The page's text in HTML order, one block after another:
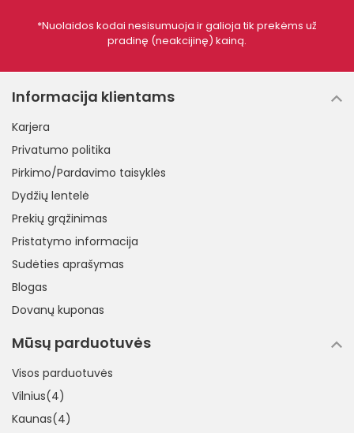
*Nuolaidos kodai nesisumuoja ir galioja tik prekėms už
pradinę (neakcijinę) kainą.
Informacija klientams
Karjera
Privatumo politika
Pirkimo/Pardavimo taisyklės
Dydžių lentelė
Prekių grąžinimas
Pristatymo informacija
Sudėties aprašymas
Blogas
Dovanų kuponas
Mūsų parduotuvės
Visos parduotuvės
Vilnius(4)
Kaunas(4)